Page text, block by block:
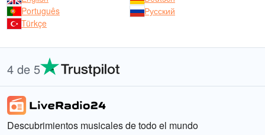
Português
Русский
Türkçe
4 de 5
Descubrimientos musicales de todo el mundo